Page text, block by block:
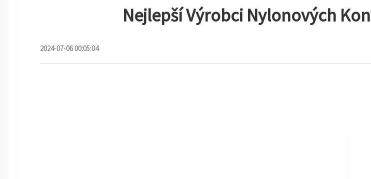
Nejlepší Výrobci Nylonových
2024-07-06 00:05:04